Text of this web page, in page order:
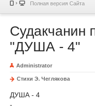
Полная версия Сайта
Судакчанин
"ДУША - 4"
Administrator
Стихи Э. Чеглякова
ДУША - 4
-